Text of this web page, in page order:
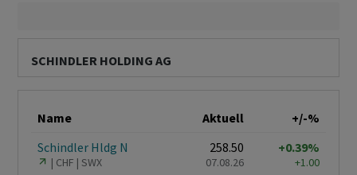
SCHINDLER HOLDING AG
Name Aktuell
+/-%
Schindler Hldg N
CHF SWX
258.50
07.08.26
+0.39%
+1.00